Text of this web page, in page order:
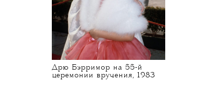
Дрю Бэрримор на 55-й
церемонии вручения, 1983